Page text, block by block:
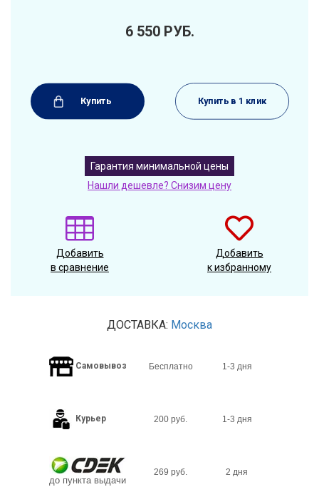
6 550 РУБ.
Купить Купить в 1 клик
Гарантия минимальной цены
Нашли дешевле? Снизим цену
Добавить
в сравнение
Добавить
к избранному
ДОСТАВКА: Москва
Самовывоз Бесплатно 1-3 дня
Курьер 200 руб. 1-3 дня
до пункта выдачи
269 руб. 2 дня